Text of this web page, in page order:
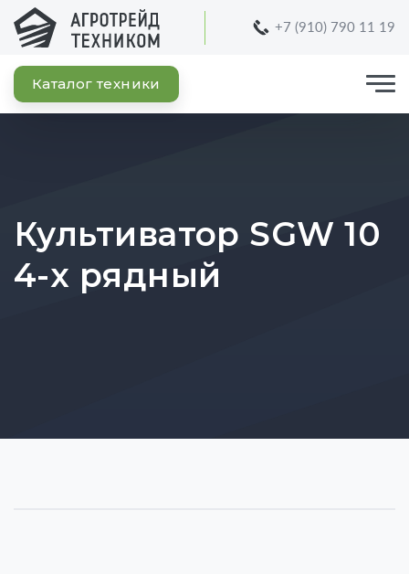
+7 (910) 790 11 19
Каталог техники
Культиватор SGW 10
4-х рядный